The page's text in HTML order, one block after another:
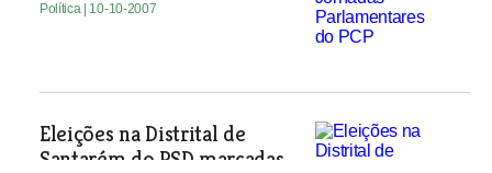
Política | 10-10-2007
Eleições na Distrital de
Santarém do PSD marcadas